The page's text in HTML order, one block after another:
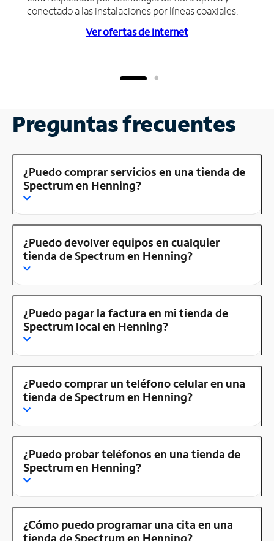
conectado a las instalaciones por líneas coaxiales.
Ver ofertas de Internet
Preguntas frecuentes
¿Puedo comprar servicios en una tienda de
Spectrum en Henning?
¿Puedo devolver equipos en cualquier
tienda de Spectrum en Henning?
¿Puedo pagar la factura en mi tienda de
Spectrum local en Henning?
¿Puedo comprar un teléfono celular en una
tienda de Spectrum en Henning?
¿Puedo probar teléfonos en una tienda de
Spectrum en Henning?
¿Cómo puedo programar una cita en una
tienda de Spectrum en Henning?